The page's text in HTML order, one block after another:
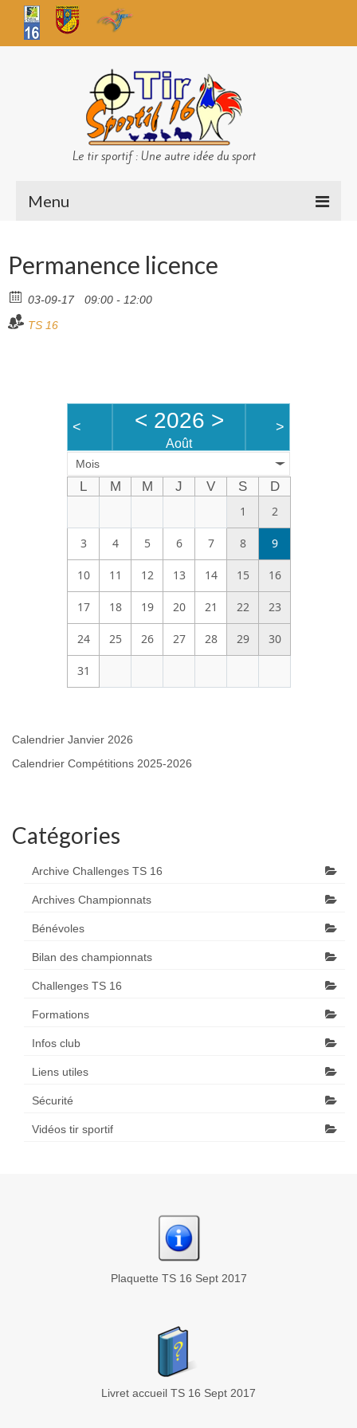
Le tir sportif : Une autre idée du sport
Menu
Sécurité
Vidéos
Permanence licence
03-09-17
09:00 - 12:00
TS 16
< < 2026 >
Août
>
Mois
L M M J V S
D
1
2
3 4 5 6 7 8 9
10 11 12 13 14 15 16
17 18 19 20 21 22 23
24 25 26 27 28 29 30
31
Calendrier Janvier 2026
Calendrier Compétitions 2025-2026
Catégories
Archive Challenges TS 16
Archives Championnats
Bénévoles
Bilan des championnats
Challenges TS 16
Formations
Infos club
Liens utiles
Sécurité
Vidéos tir sportif
Plaquette TS 16 Sept 2017
Livret accueil TS 16 Sept 2017